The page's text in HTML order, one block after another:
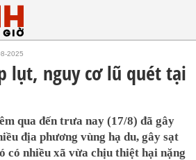
2025
lụt, nguy cơ lũ quét tại
qua đến trưa nay (17/8) đã gây
địa phương vùng hạ du, gây sạt
có nhiều xã vừa chịu thiệt hại nặng